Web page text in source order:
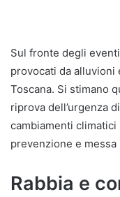
Sul fronte degli
provocati da alluvioni
Toscana. Si stimano
riprova dell’urgenza
cambiamenti
prevenzione e
Rabbia e